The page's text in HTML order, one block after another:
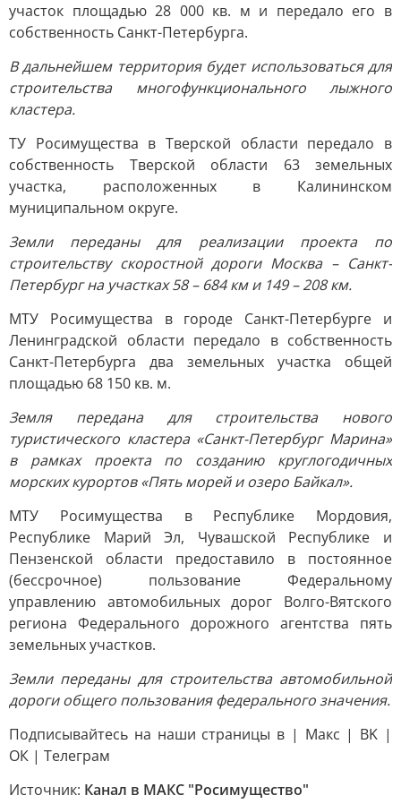
участок площадью 28 000 кв. м и передало его в
собственность Санкт-Петербурга.
В дальнейшем территория будет использоваться для
строительства многофункционального лыжного
кластера.
ТУ Росимущества в Тверской области передало в
собственность Тверской области 63 земельных
участка, расположенных в Калининском
муниципальном округе.
Земли переданы для реализации проекта по
строительству скоростной дороги Москва – Санкт-
Петербург на участках 58 – 684 км и 149 – 208 км.
МТУ Росимущества в городе Санкт-Петербурге и
Ленинградской области передало в собственность
Санкт-Петербурга два земельных участка общей
площадью 68 150 кв. м.
Земля передана для строительства нового
туристического кластера «Санкт-Петербург Марина»
в рамках проекта по созданию круглогодичных
морских курортов «Пять морей и озеро Байкал».
МТУ Росимущества в Республике Мордовия,
Республике Марий Эл, Чувашской Республике и
Пензенской области предоставило в постоянное
(бессрочное) пользование Федеральному
управлению автомобильных дорог Волго-Вятского
региона Федерального дорожного агентства пять
земельных участков.
Земли переданы для строительства автомобильной
дороги общего пользования федерального значения.
Подписывайтесь на наши страницы в | Mакс | ВK |
ОК | Телеграм
Источник: Канал в МАКС "Росимущество"